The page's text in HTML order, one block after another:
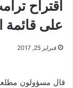
اقتراح
على
فبراير 25, 2017
قال مسؤولون